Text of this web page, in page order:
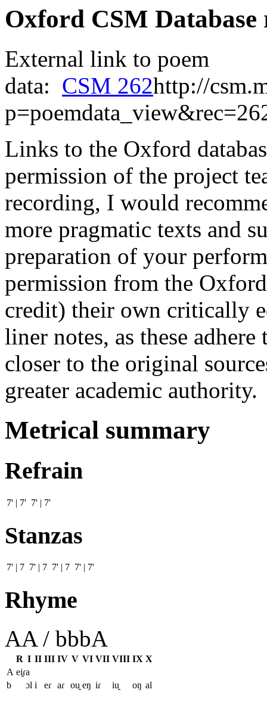
Oxford CSM Database
External link to poem
data: CSM 262http://
Links to the Oxford
permission of the project
recording, I would
more pragmatic texts and
preparation of your
permission from the
credit) their own critically
liner notes, as these
closer to the original
greater academic authority.
Metrical summary
Refrain
7' | 7' 7' | 7'
Stanzas
7' | 7 7' | 7 7' | 7 7' | 7'
Rhyme
AA / bbbA
R I II III IV V VI VII VIII IX X
A ei̯ɾa
b
ɔl i eɾ aɾ ou̯ eŋ iɾ iu̯ oŋ al